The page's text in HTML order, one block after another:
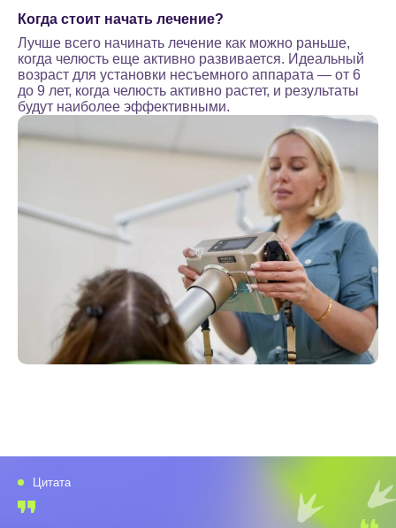
Когда стоит начать лечение?
Лучше всего начинать лечение как можно раньше,
когда челюсть еще активно развивается. Идеальный
возраст для установки несъемного аппарата — от 6
до 9 лет, когда челюсть активно растет, и результаты
будут наиболее эффективными.
Цитата